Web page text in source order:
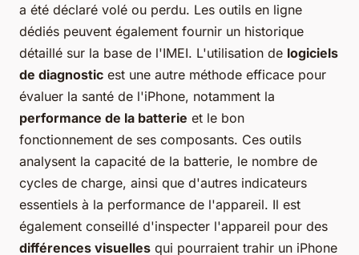
a été déclaré volé ou perdu. Les outils en ligne
dédiés peuvent également fournir un historique
détaillé sur la base de l'IMEI. L'utilisation de logiciels
de diagnostic est une autre méthode efficace pour
évaluer la santé de l'iPhone, notamment la
performance de la batterie et le bon
fonctionnement de ses composants. Ces outils
analysent la capacité de la batterie, le nombre de
cycles de charge, ainsi que d'autres indicateurs
essentiels à la performance de l'appareil. Il est
également conseillé d'inspecter l'appareil pour des
différences visuelles qui pourraient trahir un iPhone